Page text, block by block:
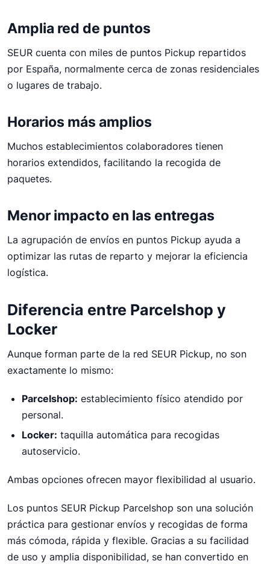
Amplia red de puntos
SEUR cuenta con miles de puntos Pickup repartidos
por España, normalmente cerca de zonas residenciales
o lugares de trabajo.
Horarios más amplios
Muchos establecimientos colaboradores tienen
horarios extendidos, facilitando la recogida de
paquetes.
Menor impacto en las entregas
La agrupación de envíos en puntos Pickup ayuda a
optimizar las rutas de reparto y mejorar la eficiencia
logística.
Diferencia entre Parcelshop y
Locker
Aunque forman parte de la red SEUR Pickup, no son
exactamente lo mismo:
Parcelshop: establecimiento físico atendido por
personal.
Locker: taquilla automática para recogidas
autoservicio.
Ambas opciones ofrecen mayor flexibilidad al usuario.
Los puntos SEUR Pickup Parcelshop son una solución
práctica para gestionar envíos y recogidas de forma
más cómoda, rápida y flexible. Gracias a su facilidad
de uso y amplia disponibilidad, se han convertido en